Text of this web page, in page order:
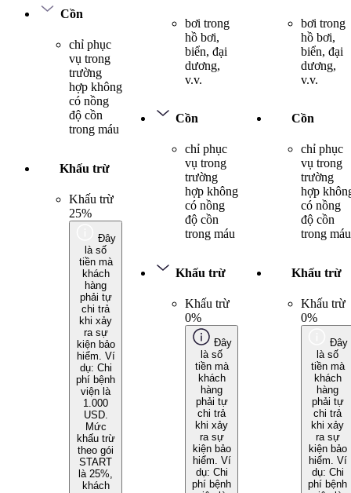
Cồn
chỉ phục
vụ trong
trường
hợp không
có nồng
độ cồn
trong máu
Khấu trừ
Khấu trừ
25%
Đây
là số
tiền mà
khách
hàng
phải tự
chi trả
khi xảy
ra sự
kiện bảo
hiểm. Ví
dụ: Chi
phí bệnh
viện là
1.000
USD.
Mức
khấu trừ
theo gói
START
là 25%,
khách
bơi trong
hồ bơi,
biển, đại
dương,
v.v.
Cồn
chỉ phục
vụ trong
trường
hợp không
có nồng
độ cồn
trong máu
Khấu trừ
Khấu trừ
0%
Đây
là số
tiền mà
khách
hàng
phải tự
chi trả
khi xảy
ra sự
kiện bảo
hiểm. Ví
dụ: Chi
phí bệnh
bơi trong
hồ bơi,
biển, đại
dương,
v.v.
Cồn
chỉ phục
vụ trong
trường
hợp
có nồng
độ cồn
trong máu
Khấu trừ
Khấu trừ
0%
Đây
là số
tiền mà
khách
hàng
phải tự
chi trả
khi xảy
ra sự
kiện bảo
hiểm. Ví
dụ: Chi
phí bệnh